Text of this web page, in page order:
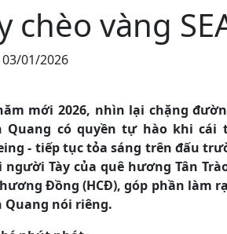
chèo vàng
03/01/2026
mới 2026, nhìn lại chặng
Quang có quyền tự hào khi cái
- tiếp tục tỏa sáng trên đấu
người Tày của quê hương Tân
Đồng (HCĐ), góp phần làm
Quang nói riêng.